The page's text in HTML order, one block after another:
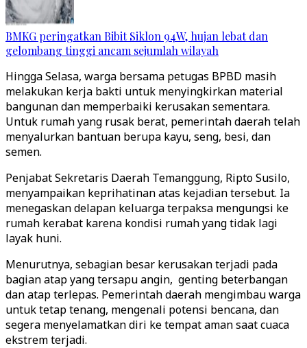
BMKG peringatkan Bibit Siklon 94W, hujan lebat dan
gelombang tinggi ancam sejumlah wilayah
Hingga Selasa, warga bersama petugas BPBD masih
melakukan kerja bakti untuk menyingkirkan material
bangunan dan memperbaiki kerusakan sementara.
Untuk rumah yang rusak berat, pemerintah daerah telah
menyalurkan bantuan berupa kayu, seng, besi, dan
semen.
Penjabat Sekretaris Daerah Temanggung, Ripto Susilo,
menyampaikan keprihatinan atas kejadian tersebut. Ia
menegaskan delapan keluarga terpaksa mengungsi ke
rumah kerabat karena kondisi rumah yang tidak lagi
layak huni.
Menurutnya, sebagian besar kerusakan terjadi pada
bagian atap yang tersapu angin, genting beterbangan
dan atap terlepas. Pemerintah daerah mengimbau warga
untuk tetap tenang, mengenali potensi bencana, dan
segera menyelamatkan diri ke tempat aman saat cuaca
ekstrem terjadi.